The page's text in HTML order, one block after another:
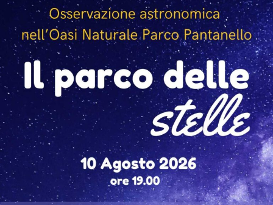
condividendo aneddoti ed esperienze legate al set e al
loro lavoro nel cinema. Tra gli ospiti presenti anche il
regista Paolo Genovese, già protagonista della serata
inaugurale della rassegna.